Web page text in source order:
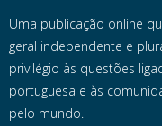
Uma publicação online
geral independente e
privilégio às questões
portuguesa e às
pelo mundo.